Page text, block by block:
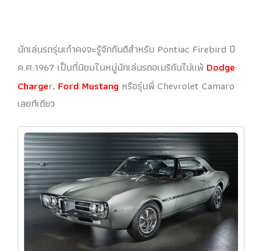
นักเล่นรถรุ่นเก๋าคงจะรู้จักกันดีสำหรับ Pontiac Firebird ปี
ค.ศ.1967 เป็นที่นิยมในหมู่นักเล่นรถอเมริกันไม่แพ้ Dodge
Charger, Ford Mustang หรือรุ่นพี่ Chevrolet Camaro
เลยทีเดียว